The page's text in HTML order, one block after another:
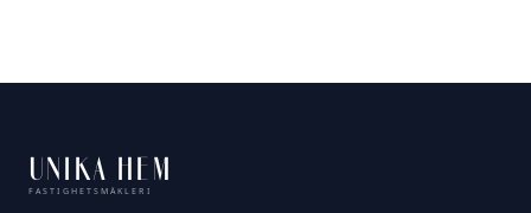
UNIKA HEM
FASTIGHETSMÄKLERI